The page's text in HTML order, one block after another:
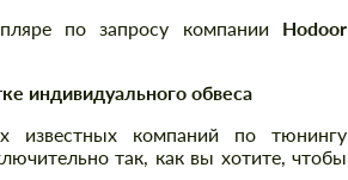
по запросу компании Hodoor
индивидуального обвеса
известных компаний по тюнингу
так, как вы хотите, чтобы